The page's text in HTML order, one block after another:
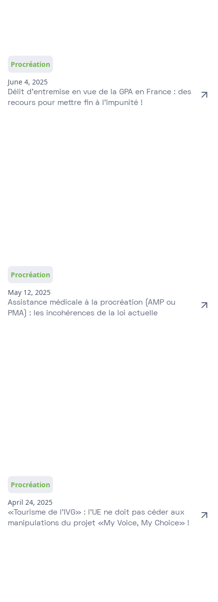
Procréation
June 4, 2025
Délit d’entremise en vue de la GPA en France : des
recours pour mettre fin à l’impunité !
Procréation
May 12, 2025
Assistance médicale à la procréation (AMP ou
PMA) : les incohérences de la loi actuelle
Procréation
April 24, 2025
«Tourisme de l’IVG» : l’UE ne doit pas céder aux
manipulations du projet «My Voice, My Choice» !